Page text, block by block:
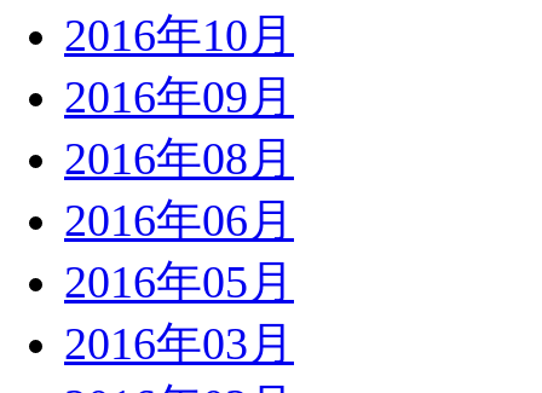
2016年10月
2016年09月
2016年08月
2016年06月
2016年05月
2016年03月